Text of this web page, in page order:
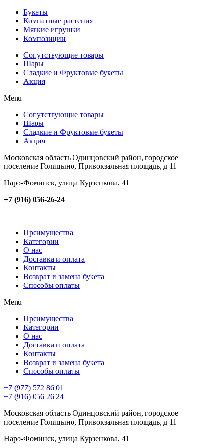
Букеты
Комнатные растения
Мягкие игрушки
Композиции
Сопутствующие товары
Шары
Сладкие и Фруктовые букеты
Акция
Menu
Сопутствующие товары
Шары
Сладкие и Фруктовые букеты
Акция
Московская область Одинцовский район, городское
поселение Голицыно, Привокзальная площадь, д 11
Наро-Фоминск, улица Курзенкова, 41
+7 (916) 056-26-24
Преимущества
Категории
О нас
Доставка и оплата
Контакты
Возврат и замена букета
Способы оплаты
Menu
Преимущества
Категории
О нас
Доставка и оплата
Контакты
Возврат и замена букета
Способы оплаты
+7 (977) 572 86 01
+7 (916) 056 26 24
Московская область Одинцовский район, городское
поселение Голицыно, Привокзальная площадь, д 11
Наро-Фоминск, улица Курзенкова, 41